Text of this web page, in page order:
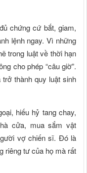
chứng cứ bắt, giam,
lệnh ngay. Vì những
trong luật về thời hạn
cho phép “câu giờ”.
thành quy luật sinh
hiếu hỷ tang chay,
cửa, mua sắm vật
vợ chiến sĩ. Đó là
riêng tư của họ mà rất